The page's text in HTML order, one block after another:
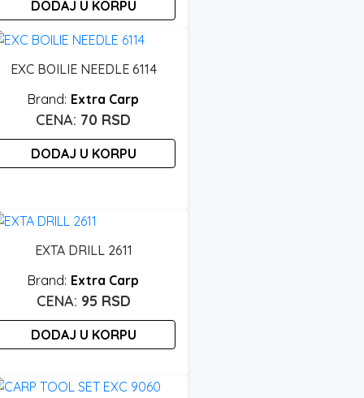
DODAJ U KORPU
EXC BOILIE NEEDLE 6114
Extra Carp
70 RSD
DODAJ U KORPU
EXTA DRILL 2611
Extra Carp
95 RSD
DODAJ U KORPU